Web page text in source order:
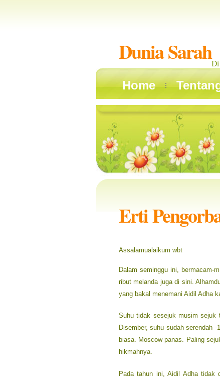
Dunia SarahDi
Home
Erti
Assalamualaikum wbt
Dalam seminggu ini, bermacam-
ribut melanda juga di sini.
yang bakal menemani Aidil Adha
Suhu tidak sesejuk musim sejuk
Disember, suhu sudah serendah
biasa. Moscow panas. Paling
hikmahnya.
Pada tahun ini, Aidil Adha tidak